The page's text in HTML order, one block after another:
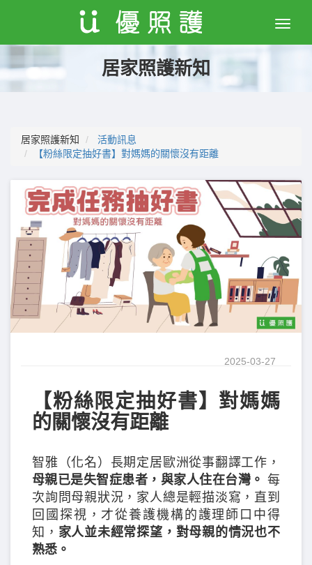
Toggle
居家照護新知
居家照護新知
活動訊息
【粉絲限定抽好書】對媽媽的關懷沒有距離
2025-03-27
【粉絲限定抽好書】對媽媽
的關懷沒有距離
智雅（化名）長期定居歐洲從事翻譯工作，
母親已是失智症患者，與家人住在台灣。 每
次詢問母親狀況，家人總是輕描淡寫，直到
回國探視，才從養護機構的護理師口中得
知， 家人並未經常探望，對母親的情況也不
熟悉。